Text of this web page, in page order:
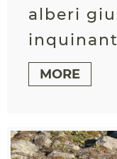
alberi
MORE